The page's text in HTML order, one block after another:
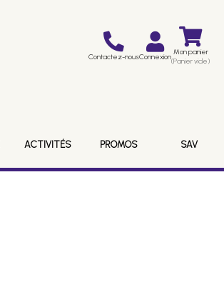
Contactez-nousConnexion Mon panier
(Panier vide)
ACTIVITÉS PROMOS SAV